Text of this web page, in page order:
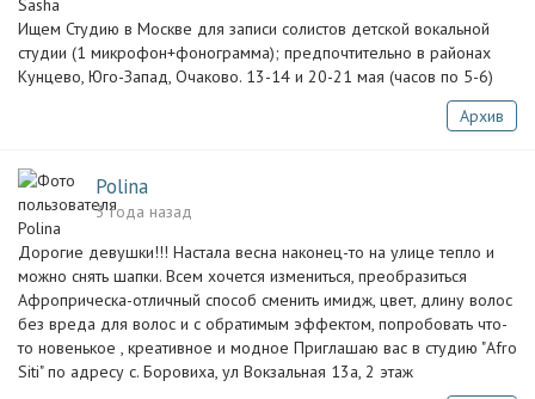
Ищем Студию в Москве для записи солистов детской вокальной
студии (1 микрофон+фонограмма); предпочтительно в районах
Кунцево, Юго-Запад, Очаково. 13-14 и 20-21 мая (часов по 5-6)
Архив
Polina
3 года назад
Дорогие девушки!!! Настала весна наконец-то на улице тепло и
можно снять шапки. Всем хочется измениться, преобразиться
Афроприческа-отличный способ сменить имидж, цвет, длину волос
без вреда для волос и с обратимым эффектом, попробовать что-
то новенькое , креативное и модное Приглашаю вас в студию "Afro
Siti" по адресу с. Боровиха, ул Вокзальная 13а, 2 этаж